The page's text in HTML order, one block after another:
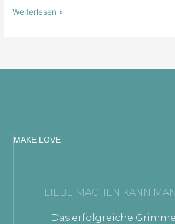
Weiterlesen »
MAKE LOVE
LIEBE MACHEN KANN
Das erfolgreiche